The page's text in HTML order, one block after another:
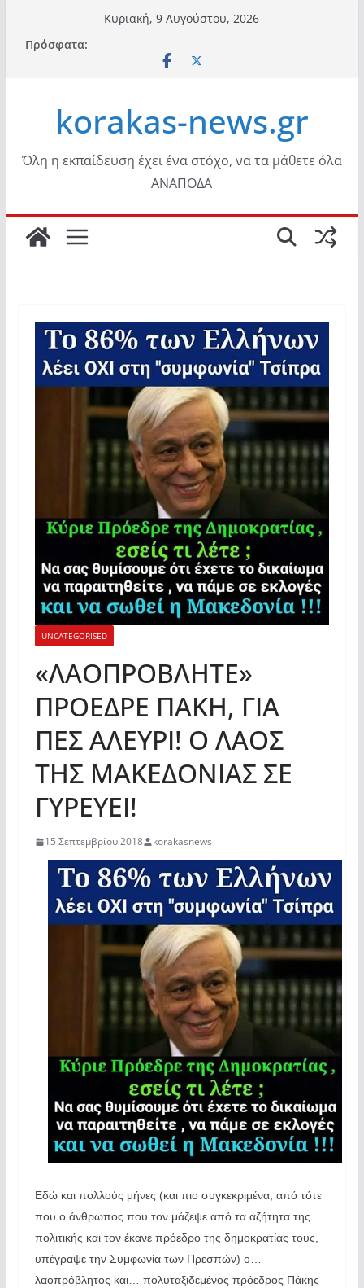
περιεχόμενο
Κυριακή, 9 Αυγούστου, 2026
Πρόσφατα:
korakas-news.gr
Όλη η εκπαίδευση έχει ένα στόχο, να τα μάθετε όλα
ΑΝΑΠΟΔΑ
UNCATEGORISED
«ΛΑΟΠΡΟΒΛΗΤΕ»
ΠΡΟΕΔΡΕ ΠΑΚΗ, ΓΙΑ
ΠΕΣ ΑΛΕΥΡΙ! Ο ΛΑΟΣ
ΤΗΣ ΜΑΚΕΔΟΝΙΑΣ ΣΕ
ΓΥΡΕΥΕΙ!
15 Σεπτεμβρίου 2018 korakasnews
Εδώ και πολλούς μήνες (και πιο συγκεκριμένα, από τότε
που ο άνθρωπος που τον μάζεψε από τα αζήτητα της
πολιτικής και τον έκανε πρόεδρο της δημοκρατίας τους,
υπέγραψε την Συμφωνία των Πρεσπών) ο…
λαοπρόβλητος και… πολυταξιδεμένος πρόεδρος Πάκης